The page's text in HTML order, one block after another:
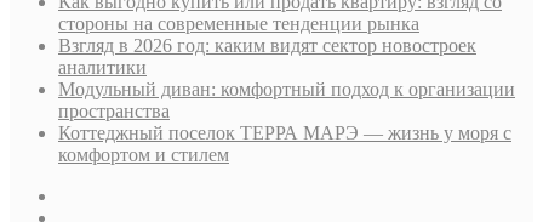
стороны на современные тенденции рынка
Взгляд в 2026 год: каким видят сектор новостроек
аналитики
Модульный диван: комфортный подход к организации
пространства
Коттеджный поселок ТЕРРА МАРЭ — жизнь у моря с
комфортом и стилем